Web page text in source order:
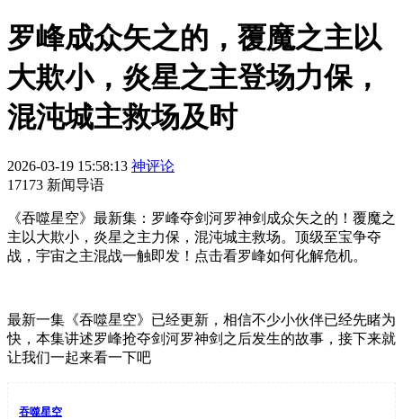
罗峰成众矢之的，覆魔之主以
大欺小，炎星之主登场力保，
混沌城主救场及时
2026-03-19 15:58:13 神评论
17173 新闻导语
《吞噬星空》最新集：罗峰夺剑河罗神剑成众矢之的！覆魔之
主以大欺小，炎星之主力保，混沌城主救场。顶级至宝争夺
战，宇宙之主混战一触即发！点击看罗峰如何化解危机。
最新一集《吞噬星空》已经更新，相信不少小伙伴已经先睹为
快，本集讲述罗峰抢夺剑河罗神剑之后发生的故事，接下来就
让我们一起来看一下吧
吞噬星空